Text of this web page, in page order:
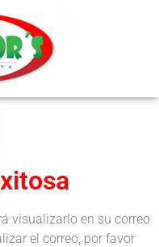
visualizarlo en su correo
el correo, por favor